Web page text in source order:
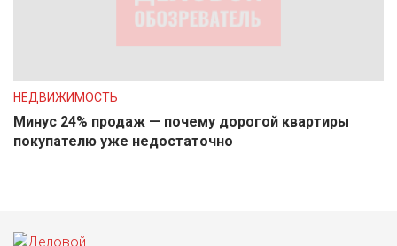
НЕДВИЖИМОСТЬ
Минус 24% продаж — почему дорогой квартиры
покупателю уже недостаточно